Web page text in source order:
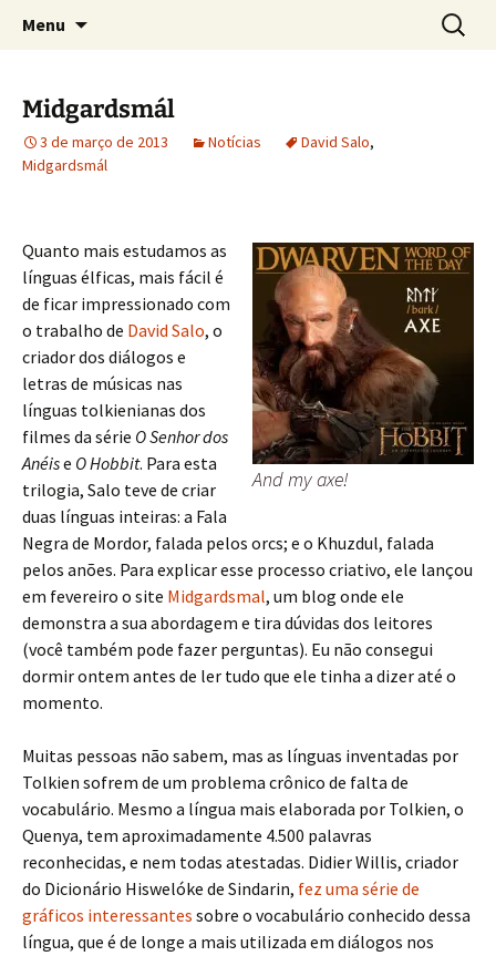
Tolkien e o Élfico
Sobre as línguas d'O Senhor dos Anéis
Menu
por:
Midgardsmál
3 de março de 2013 Notícias David Salo,
Midgardsmál
And my axe!
Quanto mais estudamos as
línguas élficas, mais fácil é
de ficar impressionado com
o trabalho de David Salo, o
criador dos diálogos e
letras de músicas nas
línguas tolkienianas dos
filmes da série O Senhor dos
Anéise O Hobbit. Para esta
trilogia, Salo teve de criar
duas línguas inteiras: a Fala
Negra de Mordor, falada pelos orcs; e o Khuzdul, falada
pelos anões. Para explicar esse processo criativo, ele lançou
em fevereiro o site Midgardsmal, um blog onde ele
demonstra a sua abordagem e tira dúvidas dos leitores
(você também pode fazer perguntas). Eu não consegui
dormir ontem antes de ler tudo que ele tinha a dizer até o
momento.
Muitas pessoas não sabem, mas as línguas inventadas por
Tolkien sofrem de um problema crônico de falta de
vocabulário. Mesmo a língua mais elaborada por Tolkien, o
Quenya, tem aproximadamente 4.500 palavras
reconhecidas, e nem todas atestadas. Didier Willis, criador
do Dicionário Hiswelóke de Sindarin, fez uma série de
gráficos interessantes sobre o vocabulário conhecido dessa
língua, que é de longe a mais utilizada em diálogos nos